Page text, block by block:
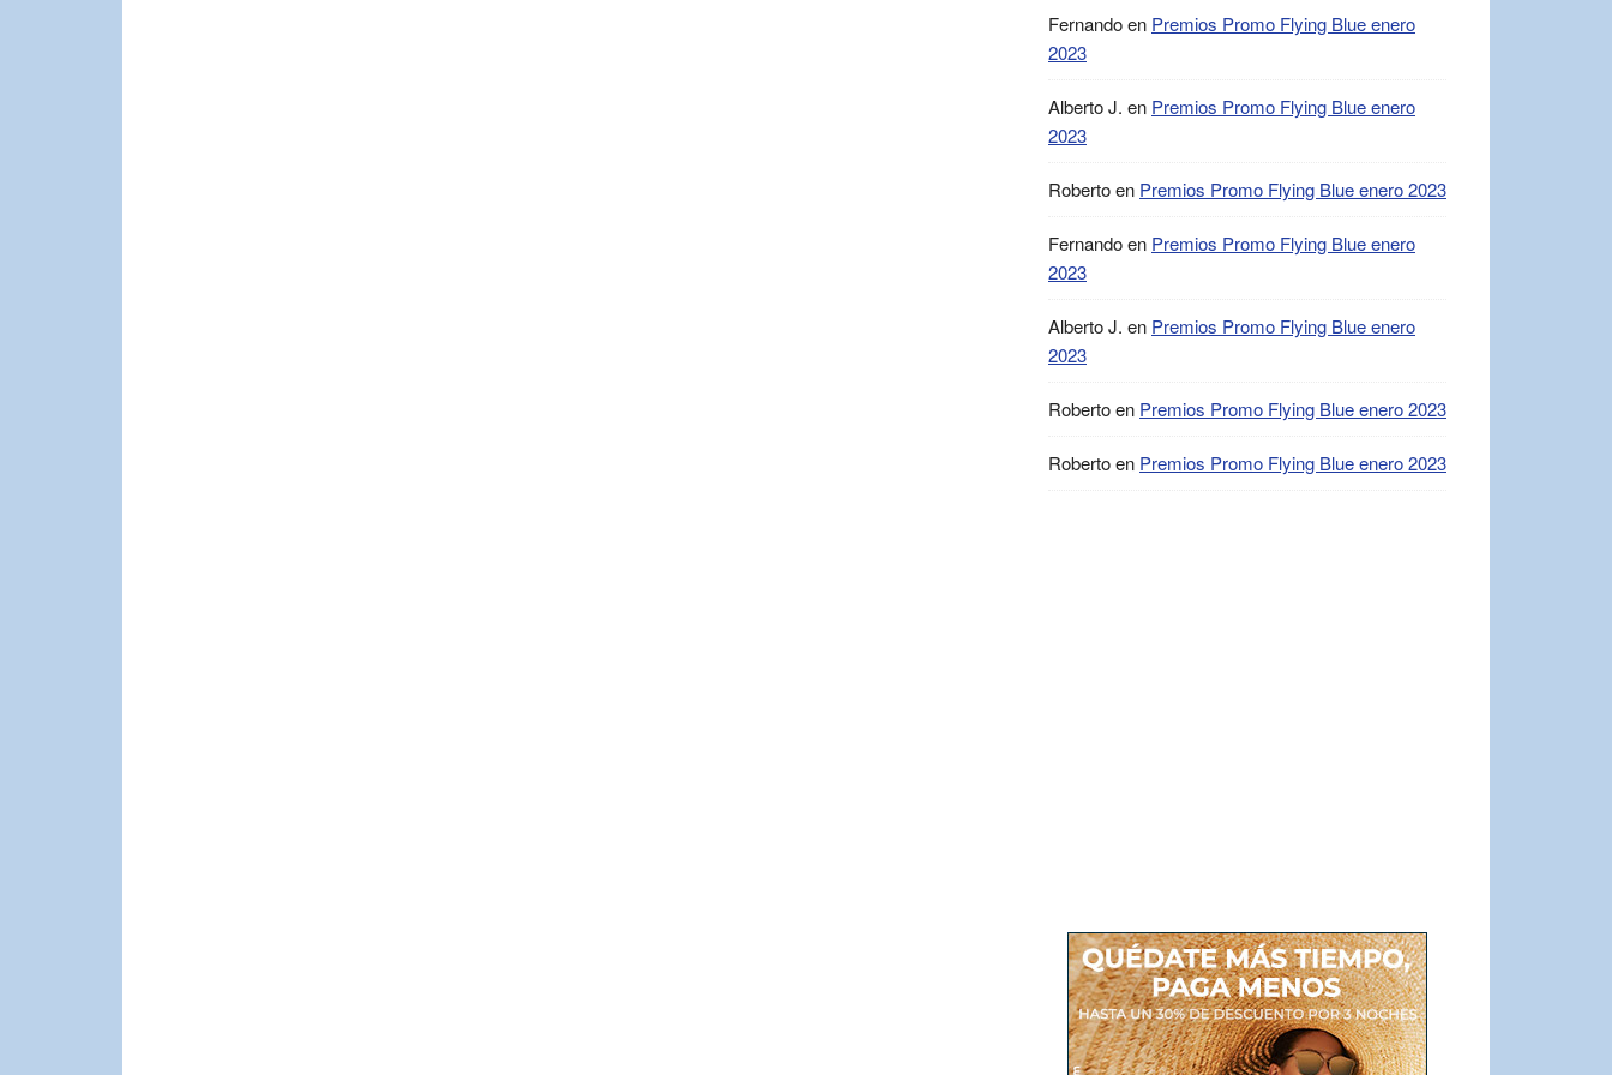
Fernandoen Premios Promo Flying Blue enero
2023
Alberto J. en Premios Promo Flying Blue enero
2023
Robertoen Premios Promo Flying Blue enero 2023
Fernandoen Premios Promo Flying Blue enero
2023
Alberto J. en Premios Promo Flying Blue enero
2023
Robertoen Premios Promo Flying Blue enero 2023
Robertoen Premios Promo Flying Blue enero 2023